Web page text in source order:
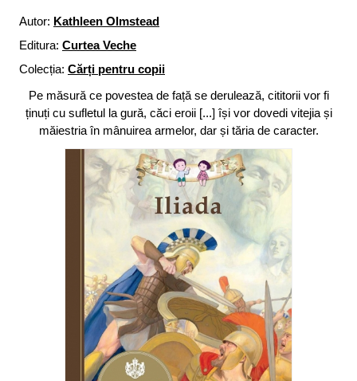
Autor: Kathleen Olmstead
Editura: Curtea Veche
Colecția: Cărți pentru copii
Pe măsură ce povestea de față se derulează, cititorii vor fi
ținuți cu sufletul la gură, căci eroii [...] își vor dovedi vitejia și
măiestria în mânuirea armelor, dar și tăria de caracter.